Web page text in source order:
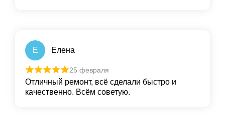
Е Елена
25 февраля
Отличный ремонт, всё сделали быстро и
качественно. Всём советую.